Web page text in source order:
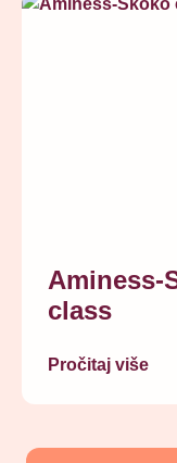
Aminess-
class
Pročitaj više